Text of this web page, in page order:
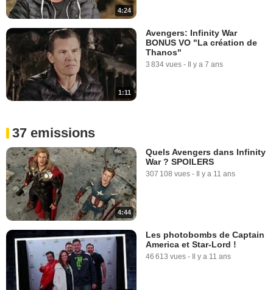
4:24
1:11
Avengers: Infinity War
BONUS VO "La création de
Thanos"
3 834 vues - Il y a 7 ans
37 emissions
4:44
Quels Avengers dans Infinity
War ? SPOILERS
307 108 vues - Il y a 11 ans
Les photobombs de Captain
America et Star-Lord !
46 613 vues - Il y a 11 ans